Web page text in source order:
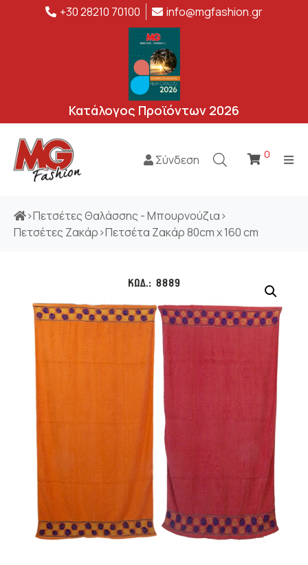
+30 28210 70100 info@mgfashion.gr
Κατάλογος Προϊόντων 2026
Σύνδεση 0
>Πετσέτες Θαλάσσης - Μπουρνούζια>
Πετσέτες Ζακάρ>Πετσέτα Ζακάρ 80cm x 160 cm